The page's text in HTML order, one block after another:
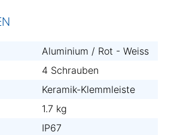
Aluminium / Rot - Weiss
4 Schrauben
Keramik-Klemmleiste
1.7 kg
IP67